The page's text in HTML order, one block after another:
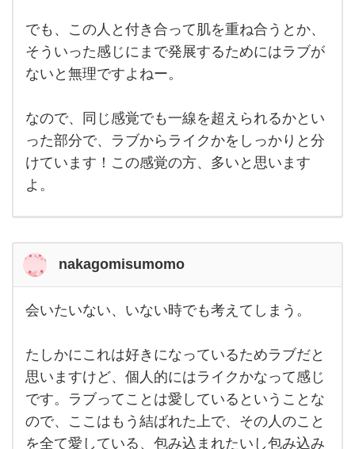
ぞれ
でも、この人と付き合って肌を重ね合うとか、
そういった感じにまで発展するためにはラブが
ないと無理ですよねー。
なので、同じ感覚でも一線を超えられるかとい
った部分で、ラブからライクかをしっかりと分
けています！この感覚の方、多いと思います
よ。
nakagomisumomo
会い
い、
いな
い時
でも
考え
てし
ま
う。
会いたいない、いない時でも考えてしまう。
たしかにこれは好きになっているためラブだと
思いますけど、個人的にはライクかなって感じ
です。ラブってことは愛しているということな
ので、ここはもう結ばれた上で、その人のこと
を全て愛している、包み込まれたいし包み込み